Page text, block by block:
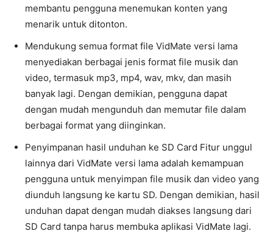
membantu pengguna menemukan konten yang
menarik untuk ditonton.
Mendukung semua format file VidMate versi lama
menyediakan berbagai jenis format file musik dan
video, termasuk mp3, mp4, wav, mkv, dan masih
banyak lagi. Dengan demikian, pengguna dapat
dengan mudah mengunduh dan memutar file dalam
berbagai format yang diinginkan.
Penyimpanan hasil unduhan ke SD Card Fitur unggul
lainnya dari VidMate versi lama adalah kemampuan
pengguna untuk menyimpan file musik dan video yang
diunduh langsung ke kartu SD. Dengan demikian, hasil
unduhan dapat dengan mudah diakses langsung dari
SD Card tanpa harus membuka aplikasi VidMate lagi.